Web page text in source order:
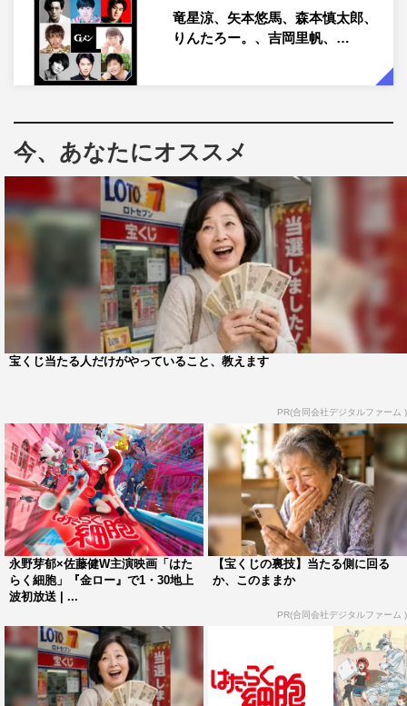
ケールでお届けしたい」と意気込みを語っている。
脚本は「かぐや様は告らせたい〜 天才たちの恋愛頭脳
戦〜」「カイジ ファイナルゲーム」など20億超え作品を
永友一。大ヒットコンビが笑いとアクションたっぷりに、
ロマンチックでドラマチックな「はたらく細胞」ワールド
を作り上げる。
武内監督のコメントは下記に掲載。
武内英樹監督 コメント
「はたらく細胞」という原作を実写でというお話を聞いた
時の驚きとワクワクは今でも鮮明に覚えています。普段見
ることのできない体内の世界では日々一体どんなことが起
す。
この作品を監督することが決まってからは、私自身も普段
の生活で自分の体内の細胞たちのことを意識するようにな
りました。
たくさんの“はたらく仲間”たちと共に全力で作品を作って
まいります。ぜひ、ご期待ください。
STORY
人間一人あたりの細胞の数は、およそ37兆個！ 体内には
細胞の数だけ“命を守る”ための仕事とドラマがある！！
肺炎球菌、スギ花粉症、インフルエンザ、すり傷…次々と
竜星涼、矢本悠馬、森本慎太郎、
りんたろー。、吉岡里帆、…
今、あなたにオススメ
宝くじ当たる人だけがやっていること、教えます
PR(合同会社デジタルファーム )
永野芽郁×佐藤健W主演映画「はた
らく細胞」『金ロー』で1・30地上
波初放送 | ...
【宝くじの裏技】当たる側に回る
か、このままか
PR(合同会社デジタルファーム )